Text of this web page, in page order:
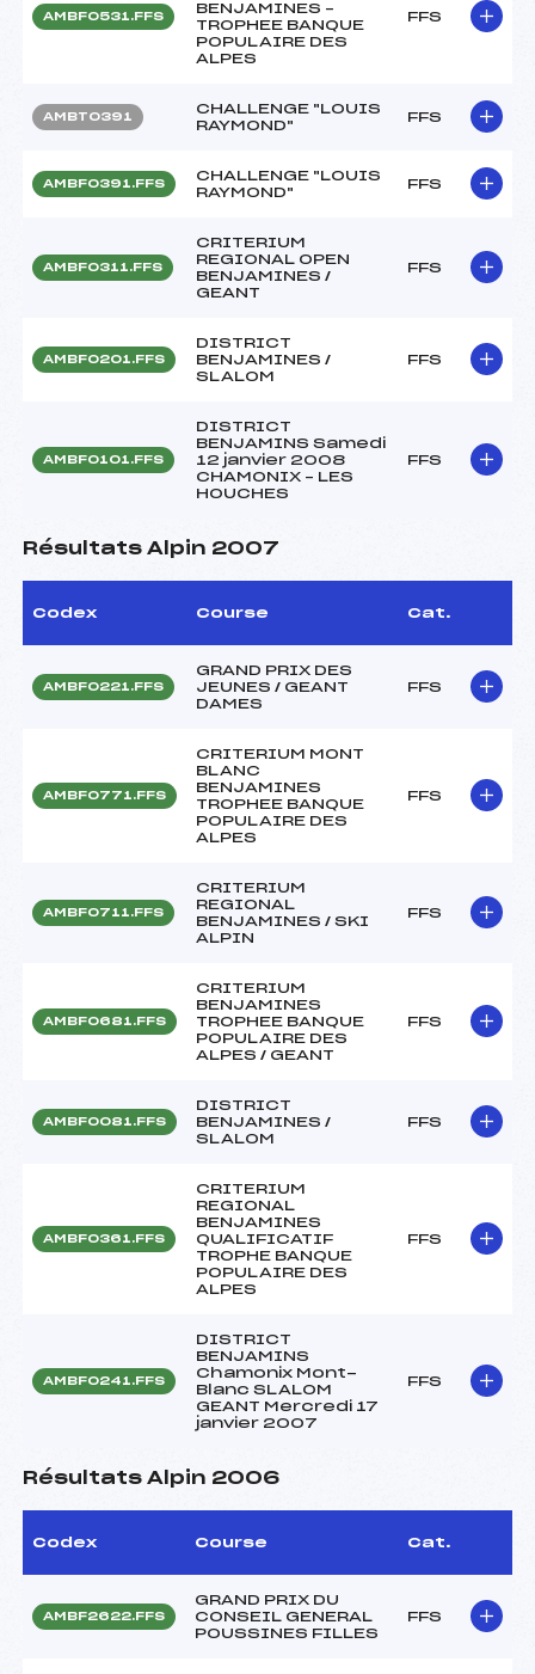
AMBF0531.FFS
BENJAMINES –
TROPHEE BANQUE
POPULAIRE DES
ALPES
FFS
AMBT0391
CHALLENGE "LOUIS
RAYMOND"
FFS
AMBF0391.FFS
CHALLENGE "LOUIS
RAYMOND"
FFS
AMBF0311.FFS
CRITERIUM
REGIONAL OPEN
BENJAMINES /
GEANT
FFS
AMBF0201.FFS
DISTRICT
BENJAMINES /
SLALOM
FFS
AMBF0101.FFS
DISTRICT
BENJAMINS Samedi
12 janvier 2008
CHAMONIX – LES
HOUCHES
FFS
Résultats Alpin 2007
Codex Course Cat.
AMBF0221.FFS
GRAND PRIX DES
JEUNES / GEANT
DAMES
FFS
AMBF0771.FFS
CRITERIUM MONT
BLANC
BENJAMINES
TROPHEE BANQUE
POPULAIRE DES
ALPES
FFS
AMBF0711.FFS
CRITERIUM
REGIONAL
BENJAMINES / SKI
ALPIN
FFS
AMBF0681.FFS
CRITERIUM
BENJAMINES
TROPHEE BANQUE
POPULAIRE DES
ALPES / GEANT
FFS
AMBF0081.FFS
DISTRICT
BENJAMINES /
SLALOM
FFS
AMBF0361.FFS
CRITERIUM
REGIONAL
BENJAMINES
QUALIFICATIF
TROPHE BANQUE
POPULAIRE DES
ALPES
FFS
AMBF0241.FFS
DISTRICT
BENJAMINS
Chamonix Mont-
Blanc SLALOM
GEANT Mercredi 17
janvier 2007
FFS
Résultats Alpin 2006
Codex Course Cat.
AMBF2622.FFS
GRAND PRIX DU
CONSEIL GENERAL
POUSSINES FILLES
FFS